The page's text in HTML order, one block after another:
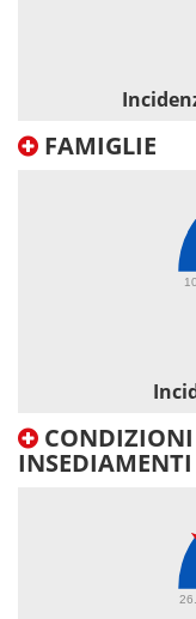
FAMIGLIE
10
INSEDIAMENTI